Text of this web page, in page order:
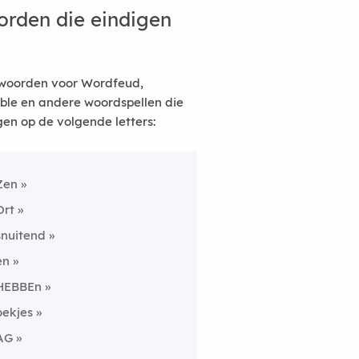
die eindigen
voor Wordfeud,
en andere woordspellen die
op de volgende letters: